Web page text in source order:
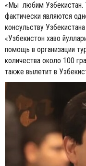
«Мы любим Узбекистан.
фактически являются
консульству
«Узбекистон хаво
помощь в организации
количества около 100
также вылетит в